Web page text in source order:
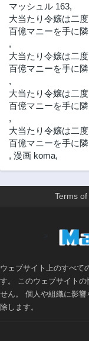
マッシュル 163,
大当たり令嬢は二
百億マニーを手に
,
大当たり令嬢は二
百億マニーを手に
,
大当たり令嬢は二
百億マニーを手に
,
大当たり令嬢は二
百億マニーを手に
, 漫画 koma,
Terms
ウェブサイト上のすべて
す。 このウェブサイト
せん。 個人や組織に影
除します。